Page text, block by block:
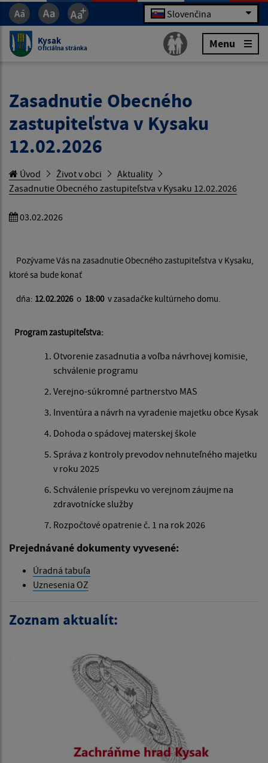
Slovenčina
Kysak
Oficiálna stránka Menu
Zasadnutie Obecného
zastupiteľstva v Kysaku
12.02.2026
Úvod Život v obci
Aktuality
Zasadnutie Obecného zastupiteľstva v Kysaku 12.02.2026
03.02.2026
Pozývame Vás na zasadnutie Obecného zastupiteľstva v Kysaku,
ktoré sa bude konať
dňa: 12.02.2026 o 18:00 v zasadačke kultúrneho domu.
Program zastupiteľstva:
Otvorenie zasadnutia a voľba návrhovej komisie,
schválenie programu
Verejno-súkromné partnerstvo MAS
Inventúra a návrh na vyradenie majetku obce Kysak
Dohoda o spádovej materskej škole
Správa z kontroly prevodov nehnuteľného majetku
v roku 2025
Schválenie príspevku vo verejnom záujme na
zdravotnícke služby
Rozpočtové opatrenie č. 1 na rok 2026
Prejednávané dokumenty vyvesené:
Úradná tabuľa
Uznesenia OZ
Zoznam aktualít: